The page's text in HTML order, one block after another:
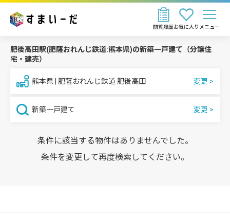
お気に入り
閲覧履歴 メニュー
肥後高田駅(肥薩おれんじ鉄道:熊本県)の新築一戸建て（分譲住
宅・建売）
熊本県 | 肥薩おれんじ鉄道 肥後高田
新築一戸建て
条件に該当する物件はありませんでした。
条件を変更して再度検索してください。